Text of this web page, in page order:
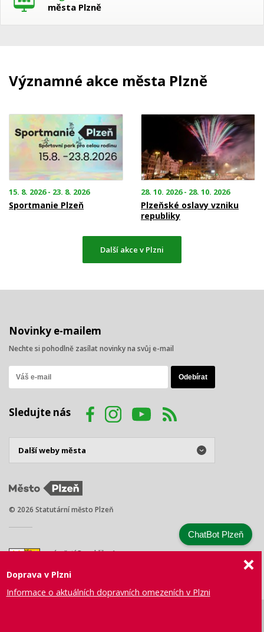
města Plzně
Významné akce města Plzně
15. 8. 2026 - 23. 8. 2026
Sportmanie Plzeň
28. 10. 2026 - 28. 10. 2026
Plzeňské oslavy vzniku
republiky
Další akce v Plzni
Novinky e-mailem
Nechte si pohodlně zasílat novinky na svůj e-mail
Sledujte nás
© 2026 Statutární město Plzeň
náměstí Republiky 1
Tel.: +420 378 031 111
Doprava v Plzni
Informace o aktuálních dopravních omezeních v Plzni
ChatBot Plzeň